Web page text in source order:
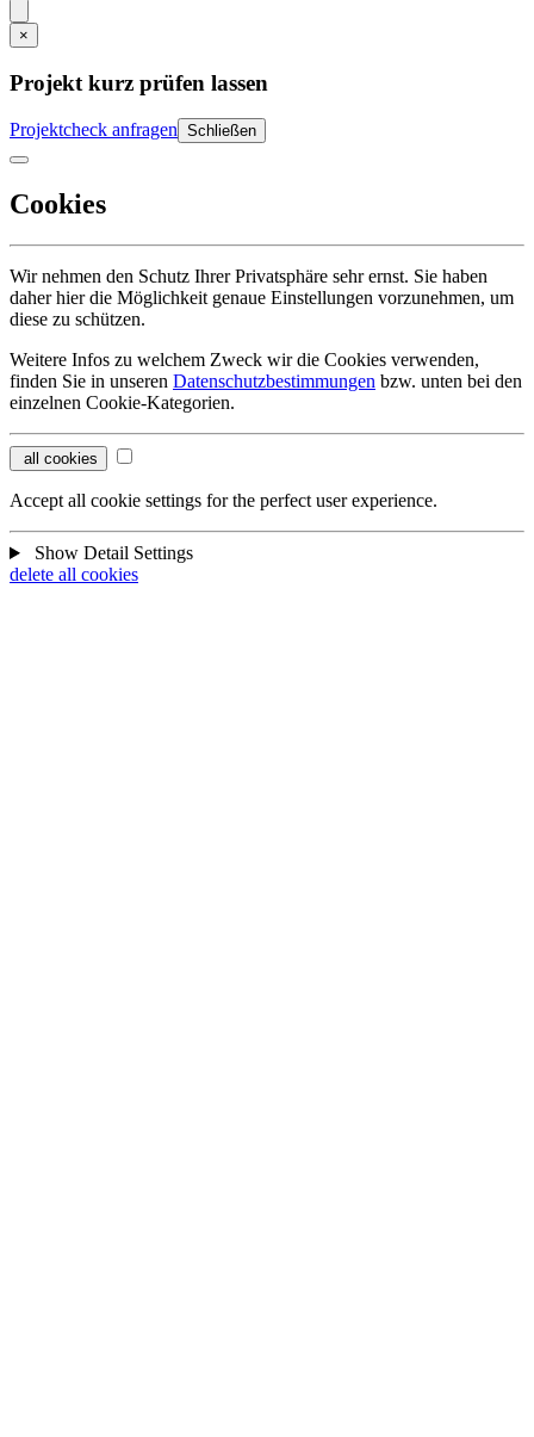
×
Projekt kurz prüfen lassen
Projektcheck anfragen Schließen
Cookies
Wir nehmen den Schutz Ihrer Privatsphäre sehr ernst. Sie haben
daher hier die Möglichkeit genaue Einstellungen vorzunehmen, um
diese zu schützen.
Weitere Infos zu welchem Zweck wir die Cookies verwenden,
finden Sie in unseren Datenschutzbestimmungen bzw. unten bei den
einzelnen Cookie-Kategorien.
all cookies
Accept all cookie settings for the perfect user experience.
Show Detail Settings
delete all cookies